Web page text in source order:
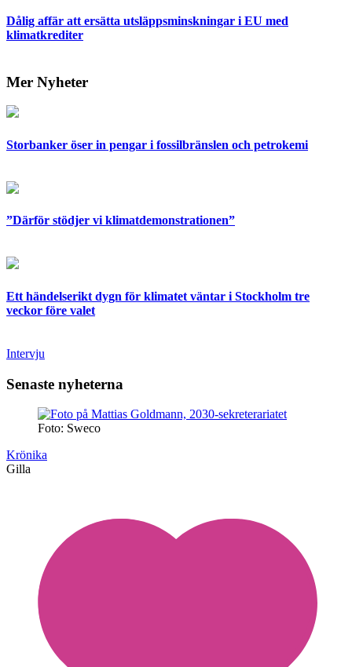
Dålig affär att ersätta utsläppsminskningar i EU med
klimatkrediter
Mer Nyheter
Storbanker öser in pengar i fossilbränslen och petrokemi
”Därför stödjer vi klimatdemonstrationen”
Ett händelserikt dygn för klimatet väntar i Stockholm tre
veckor före valet
Intervju
Senaste nyheterna
Foto: Sweco
Krönika
Gilla